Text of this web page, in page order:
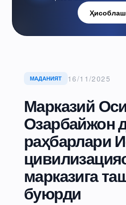
Ҳисоблаш
МАДАНИЯТ 16/11/2025
Марказий
Озарбайжон
раҳбарлари
марказига
буюрди